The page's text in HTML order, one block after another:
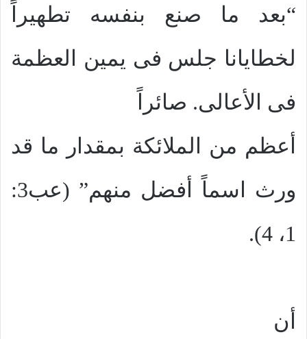
“بعد ما صنع بنفسه تطهيراً
لخطايانا جلس فى يمين العظمة
فى الأعالى. صائراً
أعظم من الملائكة بمقدار ما قد
ورث اسماً أفضل منهم” (عب3:
1، 4).
أن